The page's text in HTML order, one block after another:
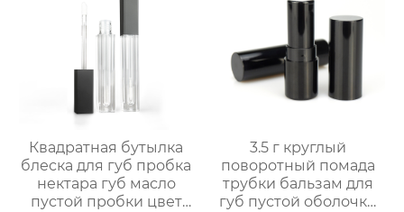
поставки с завода
Квадратная бутылка
блеска для губ пробка
нектара губ масло
пустой пробки цвет
3.5 г круглый
поворотный помада
трубки бальзам для
губ пустой оболочки